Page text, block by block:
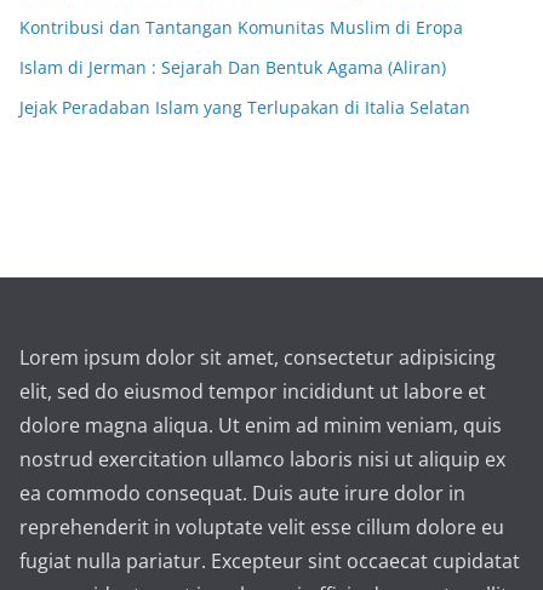
Kontribusi dan Tantangan Komunitas Muslim di Eropa
Islam di Jerman : Sejarah Dan Bentuk Agama (Aliran)
Jejak Peradaban Islam yang Terlupakan di Italia Selatan
Lorem ipsum dolor sit amet, consectetur adipisicing
elit, sed do eiusmod tempor incididunt ut labore et
dolore magna aliqua. Ut enim ad minim veniam, quis
nostrud exercitation ullamco laboris nisi ut aliquip ex
ea commodo consequat. Duis aute irure dolor in
reprehenderit in voluptate velit esse cillum dolore eu
fugiat nulla pariatur. Excepteur sint occaecat cupidatat